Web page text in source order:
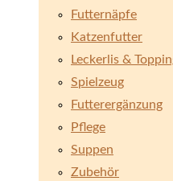
Futternäpfe
Katzenfutter
Leckerlis &
Spielzeug
Futterergänzung
Pflege
Suppen
Zubehör